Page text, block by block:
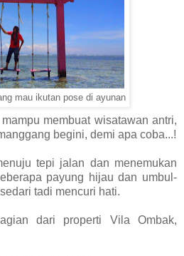
mau ikutan pose di ayunan
membuat wisatawan antri,
begini, demi apa coba...!
tepi jalan dan menemukan
payung hijau dan umbul-
tadi mencuri hati.
dari properti Vila Ombak,